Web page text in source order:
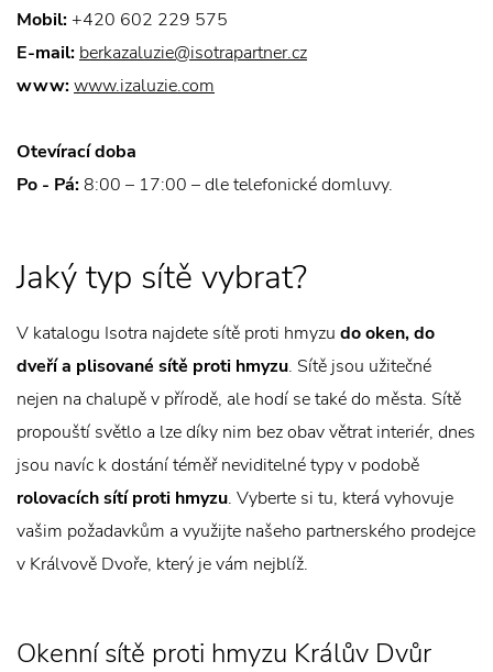
Mobil: +420 602 229 575
E-mail: berkazaluzie@isotrapartner.cz
www:www.izaluzie.com
Otevírací doba
Po - Pá:8:00 – 17:00 – dle telefonické domluvy.
Jaký typ sítě vybrat?
V katalogu Isotra najdete sítě proti hmyzu do oken, do
dveří a plisované sítě proti hmyzu. Sítě jsou užitečné
nejen na chalupě v přírodě, ale hodí se také do města. Sítě
propouští světlo a lze díky nim bez obav větrat interiér, dnes
jsou navíc k dostání téměř neviditelné typy v podobě
rolovacích sítí proti hmyzu. Vyberte si tu, která vyhovuje
vašim požadavkům a využijte našeho partnerského prodejce
v Králvově Dvoře, který je vám nejblíž.
Okenní sítě proti hmyzu Králův Dvůr